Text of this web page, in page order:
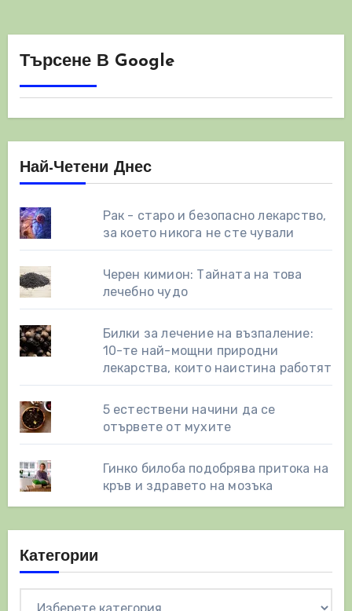
Търсене В Google
Най-Четени Днес
Рак - старо и безопасно лекарство,
за което никога не сте чували
Черен кимион: Тайната на това
лечебно чудо
Билки за лечение на възпаление:
10-те най-мощни природни
лекарства, които наистина работят
5 естествени начини да се
отървете от мухите
Гинко билоба подобрява притока на
кръв и здравето на мозъка
Категории